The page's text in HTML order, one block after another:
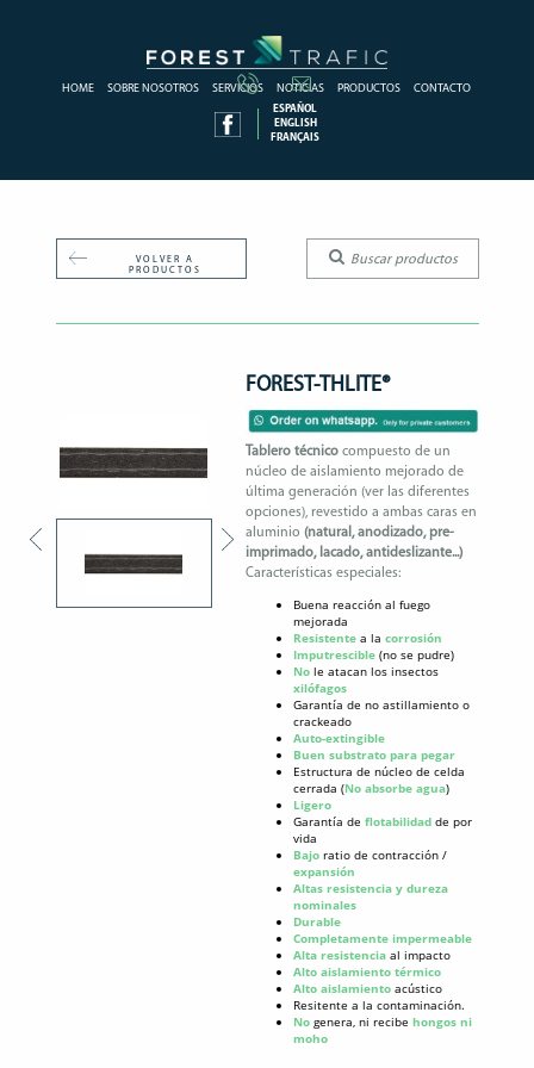
HOME SOBRE NOSOTROS SERVICIOS NOTICIAS PRODUCTOS CONTACTO
ESPAÑOL
ENGLISH
FRANÇAIS
VOLVER A
PRODUCTOS
FOREST-THLITE®
Tablero técnico compuesto de un
núcleo de aislamiento mejorado de
última generación (ver las diferentes
opciones), revestido a ambas caras en
aluminio(natural, anodizado, pre-
imprimado, lacado, antideslizante...)
Características especiales:
Buena reacción al fuego
mejorada
Resistente a lacorrosión
Imputrescible(no se pudre)
Nole atacan los insectos
xilófagos
Garantía de no astillamiento o
crackeado
Auto-extingible
Buen substrato para pegar
Estructura de núcleo de celda
cerrada (No absorbe agua)
Ligero
Garantía deflotabilidad de por
vida
Bajo ratio de contracción /
expansión
Altas resistencia y dureza
nominales
Durable
Completamente impermeable
Alta resistencia al impacto
Alto aislamiento térmico
Alto aislamiento acústico
Resitente a la contaminación.
Nogenera, ni recibehongos ni
moho